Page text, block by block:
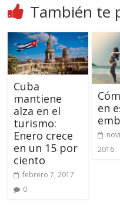
También te
Cuba
mantiene
alza en el
turismo:
Enero crece
en un 15 por
ciento
febrero 7, 2017
0
en
2016